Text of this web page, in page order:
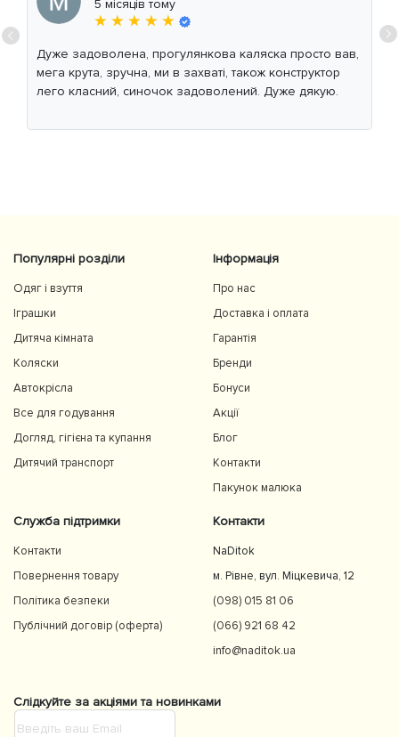
5 місяців тому
★ ★ ★ ★ ★
Дуже задоволена, прогулянкова каляска просто вав,
мега крута, зручна, ми в захваті, також конструктор
лего класний, синочок задоволений. Дуже дякую.
Популярні розділи
Одяг і взуття
Іграшки
Дитяча кімната
Коляски
Автокрісла
Все для годування
Догляд, гігієна та купання
Дитячий транспорт
Інформація
Про нас
Доставка і оплата
Гарантія
Бренди
Бонуси
Акції
Блог
Контакти
Пакунок малюка
Служба підтримки
Контакти
Повернення товару
Політика безпеки
Публічний договір (оферта)
Контакти
NaDitok
м. Рівне, вул. Міцкевича, 12
(098) 015 81 06
(066) 921 68 42
info@naditok.ua
Слідкуйте за акціями та новинками